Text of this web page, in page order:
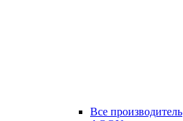
Все производитель